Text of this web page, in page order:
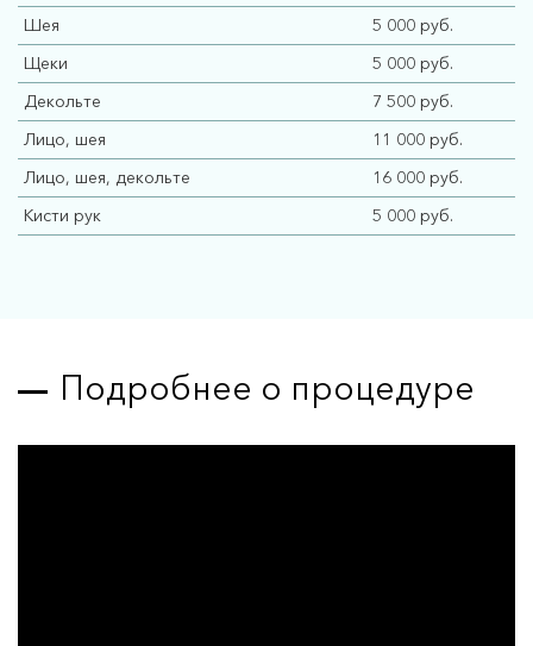
Шея
5 000 руб.
Щеки
5 000 руб.
Декольте
7 500 руб.
Лицо, шея
11 000 руб.
Лицо, шея, декольте
16 000 руб.
Кисти рук
5 000 руб.
Подробнее о процедуре